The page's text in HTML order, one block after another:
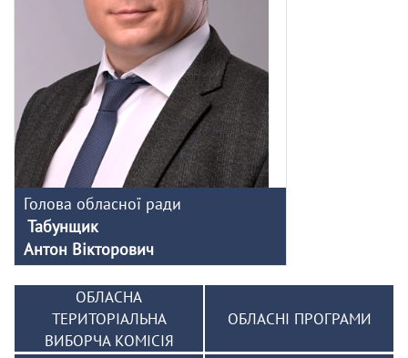
Голова обласної ради
Табунщик
Антон Вікторович
ОБЛАСНА
ТЕРИТОРІАЛЬНА
ВИБОРЧА КОМІСІЯ
ОБЛАСНІ ПРОГРАМИ